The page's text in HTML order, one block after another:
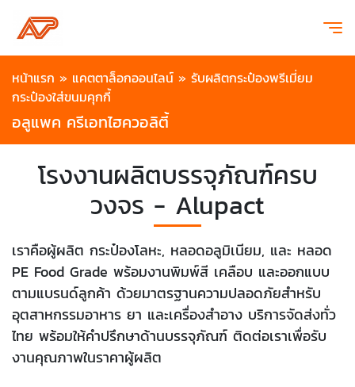
หน้าแรก » แคตตาล็อกออนไลน์ » รับผลิตกระป๋องพรีเมี่ยม
กระป๋องใส่ขนมคุกกี้
อลูแพค ครีเอทไฮควอลิตี้
โรงงานผลิตบรรจุภัณฑ์ครบ
วงจร - Alupact
เราคือผู้ผลิต กระป๋องโลหะ, หลอดอลูมิเนียม, และ หลอด
PE Food Grade พร้อมงานพิมพ์สี เคลือบ และออกแบบ
ตามแบรนด์ลูกค้า ด้วยมาตรฐานความปลอดภัยสำหรับ
อุตสาหกรรมอาหาร ยา และเครื่องสำอาง บริการจัดส่งทั่ว
ไทย พร้อมให้คำปรึกษาด้านบรรจุภัณฑ์ ติดต่อเราเพื่อรับ
งานคุณภาพในราคาผู้ผลิต